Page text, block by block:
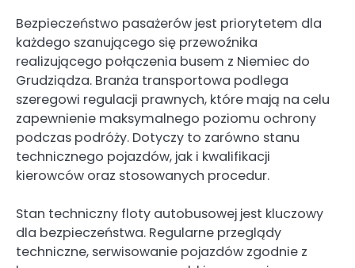
Bezpieczeństwo pasażerów jest priorytetem dla
każdego szanującego się przewoźnika
realizującego połączenia busem z Niemiec do
Grudziądza. Branża transportowa podlega
szeregowi regulacji prawnych, które mają na celu
zapewnienie maksymalnego poziomu ochrony
podczas podróży. Dotyczy to zarówno stanu
technicznego pojazdów, jak i kwalifikacji
kierowców oraz stosowanych procedur.
Stan techniczny floty autobusowej jest kluczowy
dla bezpieczeństwa. Regularne przeglądy
techniczne, serwisowanie pojazdów zgodnie z